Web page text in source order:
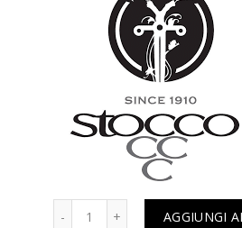
AGGIUNGI